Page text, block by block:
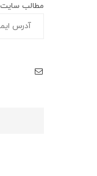
مطالب سایت